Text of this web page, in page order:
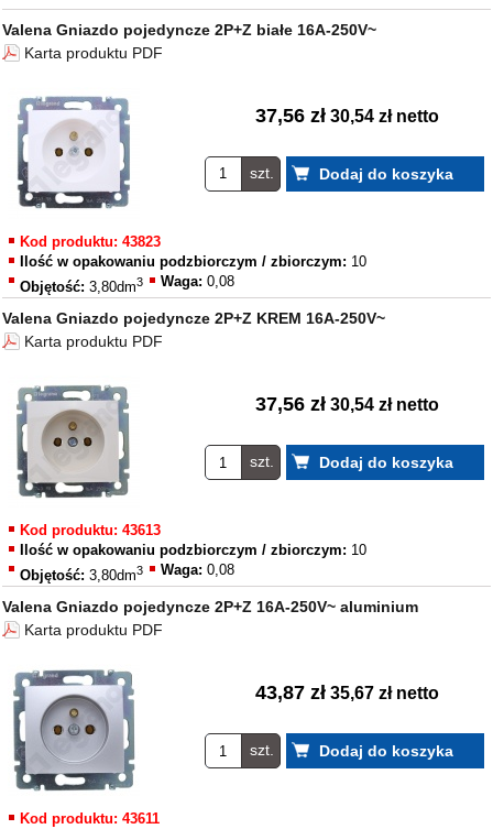
Valena Gniazdo pojedyncze 2P+Z białe 16A-250V~
Karta produktu PDF
Kod produktu: 43823
Ilość w opakowaniu podzbiorczym / zbiorczym: 10
Objętość: 3,80dm3 Waga: 0,08
37,56 zł 30,54 zł netto
szt.
Valena Gniazdo pojedyncze 2P+Z KREM 16A-250V~
Karta produktu PDF
Kod produktu: 43613
Ilość w opakowaniu podzbiorczym / zbiorczym: 10
Objętość: 3,80dm3 Waga: 0,08
37,56 zł 30,54 zł netto
szt.
Valena Gniazdo pojedyncze 2P+Z 16A-250V~ aluminium
Karta produktu PDF
Kod produktu: 43611
43,87 zł 35,67 zł netto
szt.